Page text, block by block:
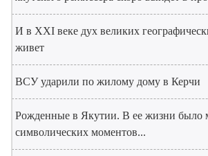
И в XXI веке дух великих
живет
ВСУ ударили по жилому дому в Керчи
Рожденные в Якутии. В ее жизни было
символических моментов...